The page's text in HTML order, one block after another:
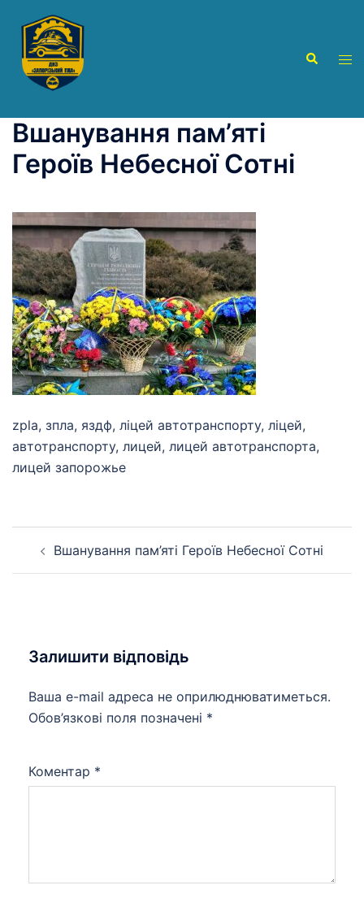
вмісту
Пошук
Вшанування пам’яті
Героїв Небесної Сотні
zpla, зпла, яздф, ліцей автотранспорту, ліцей,
автотранспорту, лицей, лицей автотранспорта,
лицей запорожье
Вшанування пам’яті Героїв Небесної Сотні
Залишити відповідь
Ваша e-mail адреса не оприлюднюватиметься.
Обов’язкові поля позначені *
Коментар *